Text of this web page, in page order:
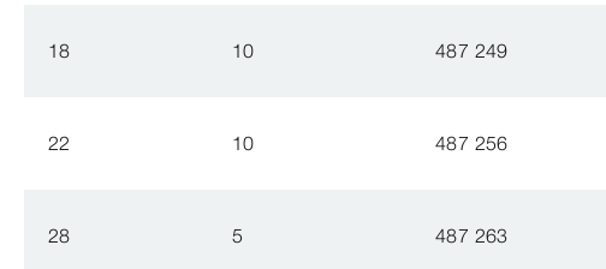
18 10 487 249
22 10 487 256
28 5 487 263